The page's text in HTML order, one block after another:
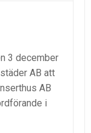
3 december
AB att
AB
i